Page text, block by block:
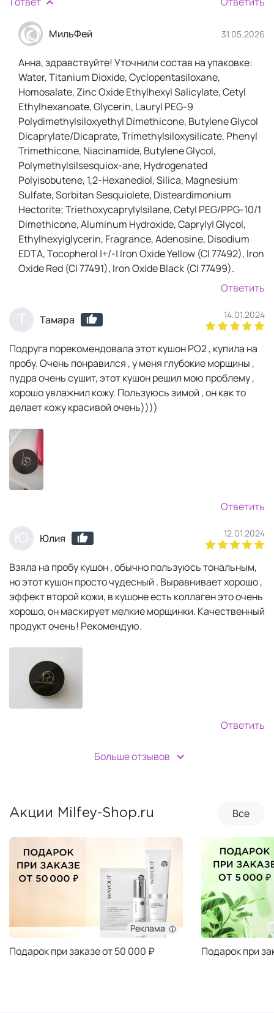
МильФей 31.05.2026
Анна, здравствуйте! Уточнили состав на упаковке:
Water, Titanium Dioxide, Cyclopentasiloxane,
Homosalate, Zinc Oxide Ethylhexyl Salicylate, Cetyl
Ethylhexanoate, Glycerin, Lauryl PEG-9
Polydimethylsiloxyethyl Dimethicone, Butylene Glycol
Dicaprylate/Dicaprate, Trimethylsiloxysilicate, Phenyl
Trimethicone, Niacinamide, Butylene Glycol,
Polymethylsilsesquiox-ane, Hydrogenated
Polyisobutene, 1,2-Hexanediol, Silica, Magnesium
Sulfate, Sorbitan Sesquiolete, Disteardimonium
Hectorite; Triethoxycaprylylsilane, Cetyl PEG/PPG-10/1
Dimethicone, Aluminum Hydroxide, Capryly| Glycol,
Ethylhexyiglycerin, Fragrance, Adenosine, Disodium
EDTA, Tocopherol |+/-| Iron Oxide Yellow (Cl 77492), Iron
Oxide Red (CI 77491), Iron Oxide Black (CI 77499).
Ответить
Тамара 14.01.2024
Подруга порекомендовала этот кушон РО2 , купила на
пробу. Очень понравился , у меня глубокие морщины ,
пудра очень сушит, этот кушон решил мою проблему ,
хорошо увлажнил кожу. Пользуюсь зимой , он как то
делает кожу красивой очень))))
Ответить
Юлия 12.01.2024
Взяла на пробу кушон , обычно пользуюсь тональным,
но этот кушон просто чудесный . Выравнивает хорошо ,
эффект второй кожи, в кушоне есть коллаген это очень
хорошо, он маскирует мелкие морщинки. Качественный
продукт очень! Рекомендую.
Ответить
Больше отзывов
Акции Milfey-Shop.ru Все
Реклама
Подарок при заказе от 50 000 ₽ Подарок при